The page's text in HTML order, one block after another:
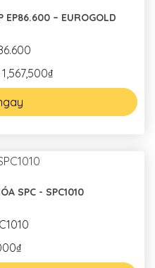
EP86.600 – EUROGOLD
SPC - SPC1010